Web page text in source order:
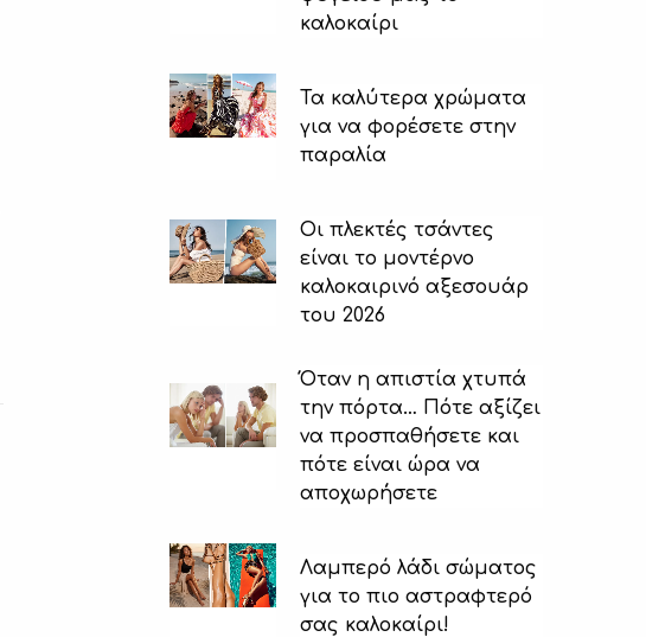
καλοκαίρι
Τα καλύτερα χρώματα
για να φορέσετε στην
παραλία
Οι πλεκτές τσάντες
είναι το μοντέρνο
καλοκαιρινό αξεσουάρ
του 2026
Όταν η απιστία χτυπά
την πόρτα… Πότε αξίζει
να προσπαθήσετε και
πότε είναι ώρα να
αποχωρήσετε
Λαμπερό λάδι σώματος
για το πιο αστραφτερό
σας καλοκαίρι!